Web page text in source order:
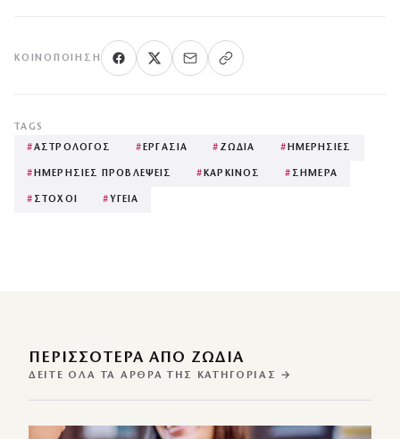
ΚΟΙΝΟΠΟΊΗΣΗ
TAGS
#ΑΣΤΡΟΛΟΓΟΣ # ΕΡΓΑΣΙΑ # ΖΩΔΙΑ # ΗΜΕΡΗΣΙΕΣ
# ΗΜΕΡΗΣΙΕΣ ΠΡΟΒΛΕΨΕΙΣ # ΚΑΡΚΙΝΟΣ # ΣΗΜΕΡΑ
# ΣΤΟΧΟΙ # ΥΓΕΙΑ
ΠΕΡΙΣΣΌΤΕΡΑ ΑΠΌ ΖΩΔΙΑ
ΔΕΊΤΕ ΌΛΑ ΤΑ ΆΡΘΡΑ ΤΗΣ ΚΑΤΗΓΟΡΊΑΣ →